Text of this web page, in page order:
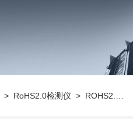
> RoHS2.0检测仪 > ROHS2.0环保检测仪